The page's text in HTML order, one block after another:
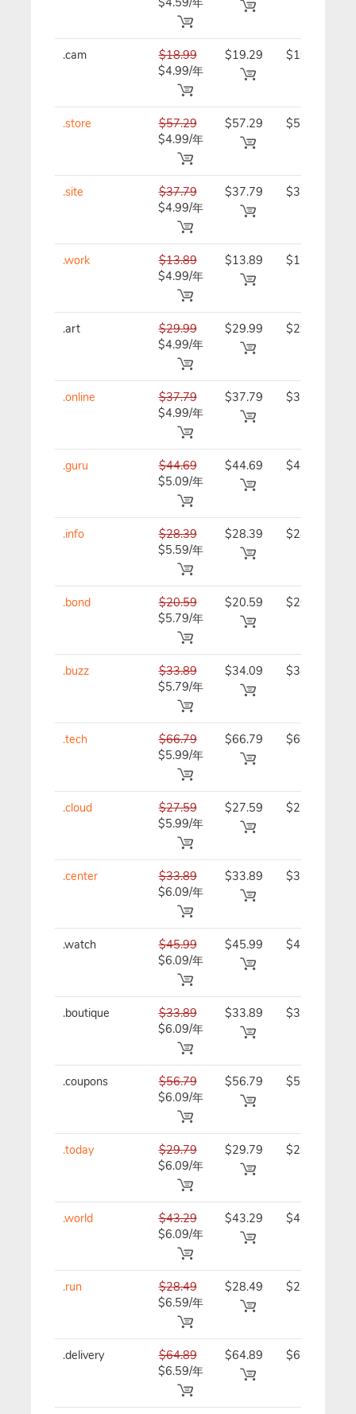
.cam
$18.99
$4.99/年
$19.29
$19.29/
.store
$57.29
$4.99/年
$57.29
$57.29/
.site
$37.79
$4.99/年
$37.79
$37.79/
.work
$13.89
$4.99/年
$13.89
$13.89/
.art
$29.99
$4.99/年
$29.99
$29.99/
.online
$37.79
$4.99/年
$37.79
$37.79/
.guru
$44.69
$5.09/年
$44.69
$44.69/
.info
$28.39
$5.59/年
$28.39
$28.39/
.bond
$20.59
$5.79/年
$20.59
$20.59/
.buzz
$33.89
$5.79/年
$34.09
$34.09/
.tech
$66.79
$5.99/年
$66.79
$66.79/
.cloud
$27.59
$5.99/年
$27.59
$27.59/
.center
$33.89
$6.09/年
$33.89
$33.89/
.watch
$45.99
$6.09/年
$45.99
$45.99/
.boutique
$33.89
$6.09/年
$33.89
$33.89/
.coupons
$56.79
$6.09/年
$56.79
$56.79/
.today
$29.79
$6.09/年
$29.79
$29.79/
.world
$43.29
$6.09/年
$43.29
$43.29/
.run
$28.49
$6.59/年
$28.49
$28.49/
.delivery
$64.89
$6.59/年
$64.89
$64.89/